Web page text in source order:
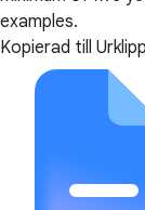
examples.
Kopierad till